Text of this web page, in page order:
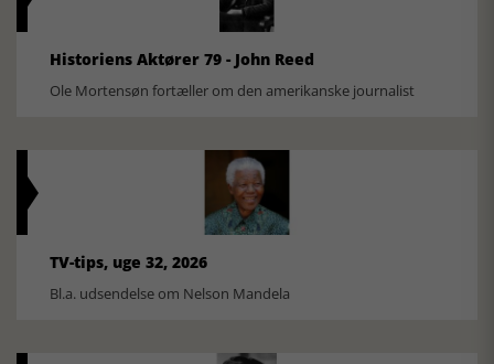
Historiens Aktører 79 - John Reed
Ole Mortensøn fortæller om den amerikanske journalist
TV-tips, uge 32, 2026
Bl.a. udsendelse om Nelson Mandela